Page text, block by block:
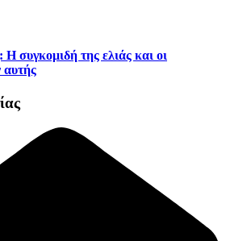
συγκομιδή της ελιάς και οι
αυτής